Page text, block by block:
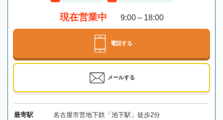
現在営業中 9:00～18:00
電話する
メールする
最寄駅 名古屋市営地下鉄「池下駅」徒歩2分